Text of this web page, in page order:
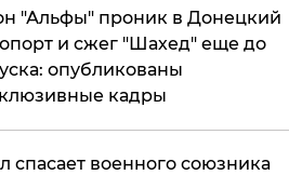
"Альфы" проник в Донецкий
и сжег "Шахед" еще до
опубликованы
кадры
спасает военного союзника